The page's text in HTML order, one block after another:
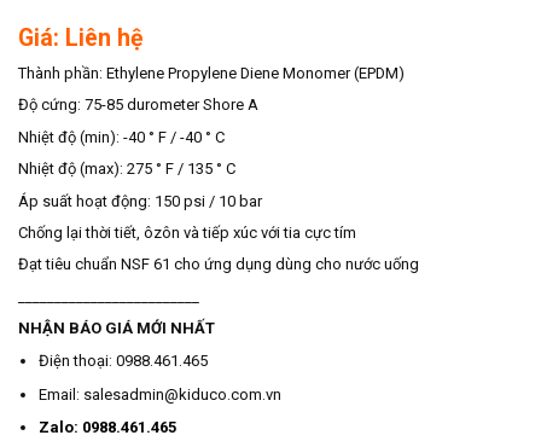
Giá: Liên hệ
Thành phần: Ethylene Propylene Diene Monomer (EPDM)
Độ cứng: 75-85 durometer Shore A
Nhiệt độ (min): -40 ° F / -40 ° C
Nhiệt độ (max): 275 ° F / 135 ° C
Áp suất hoạt động: 150 psi / 10 bar
Chống lại thời tiết, ôzôn và tiếp xúc với tia cực tím
Đạt tiêu chuẩn NSF 61 cho ứng dụng dùng cho nước uống
NHẬN BÁO GIÁ MỚI NHẤT
Điện thoại: 0988.461.465
Email: salesadmin@kiduco.com.vn
Zalo: 0988.461.465